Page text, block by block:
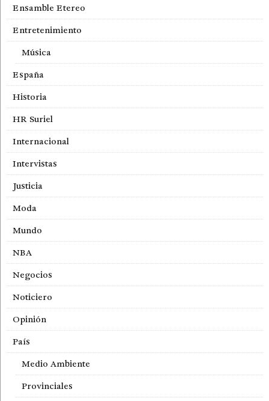
Ensamble Etereo
Entretenimiento
Música
España
Historia
HR Suriel
Internacional
Intervistas
Justicia
Moda
Mundo
NBA
Negocios
Noticiero
Opinión
País
Medio Ambiente
Provinciales